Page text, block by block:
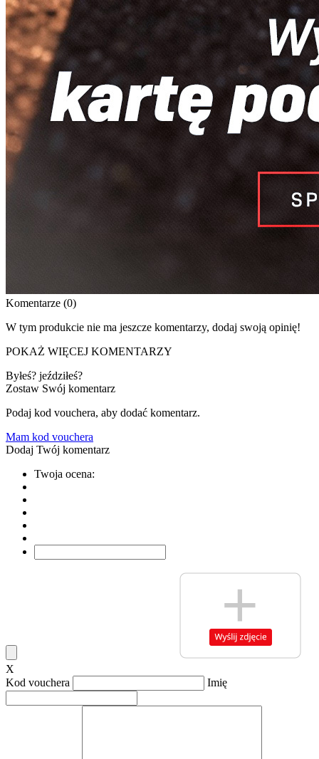
Komentarze (0)
W tym produkcie nie ma jeszcze komentarzy, dodaj swoją opinię!
POKAŻ WIĘCEJ KOMENTARZY
Byłeś? jeździłeś?
Zostaw Swój komentarz
Podaj kod vouchera, aby dodać komentarz.
Mam kod vouchera
Dodaj Twój komentarz
Twoja ocena:
X
Kod vouchera
Imię